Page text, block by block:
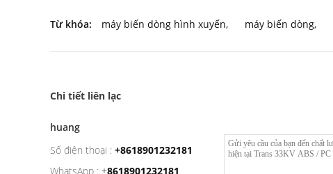
Từ khóa: máy biến dòng hình xuyến, máy biến dòng,
Chi tiết liên lạc
huang
Số điện thoại : +8618901232181
WhatsApp : +8618901232181